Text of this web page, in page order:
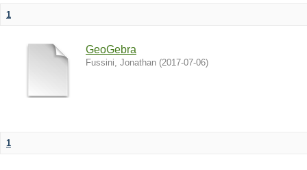
1
GeoGebra
Fussini, Jonathan (2017-07-06)
1